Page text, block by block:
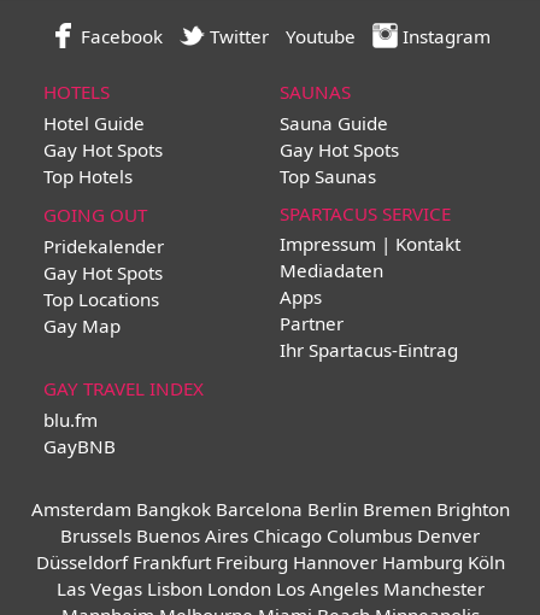
Facebook Twitter Youtube Instagram
HOTELS
Hotel Guide
Gay Hot Spots
Top Hotels
SAUNAS
Sauna Guide
Gay Hot Spots
Top Saunas
GOING OUT
Pridekalender
Gay Hot Spots
Top Locations
Gay Map
SPARTACUS SERVICE
Impressum | Kontakt
Mediadaten
Apps
Partner
Ihr Spartacus-Eintrag
GAY TRAVEL INDEX
blu.fm
GayBNB
Amsterdam Bangkok Barcelona Berlin Bremen Brighton
Brussels Buenos Aires Chicago Columbus Denver
Düsseldorf Frankfurt Freiburg Hannover Hamburg Köln
Las Vegas Lisbon London Los Angeles Manchester